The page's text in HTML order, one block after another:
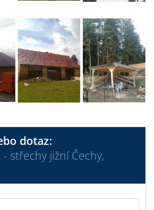
dotaz:
- střechy jižní Čechy,